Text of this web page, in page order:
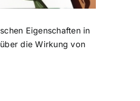
Eigenschaften in
die Wirkung von